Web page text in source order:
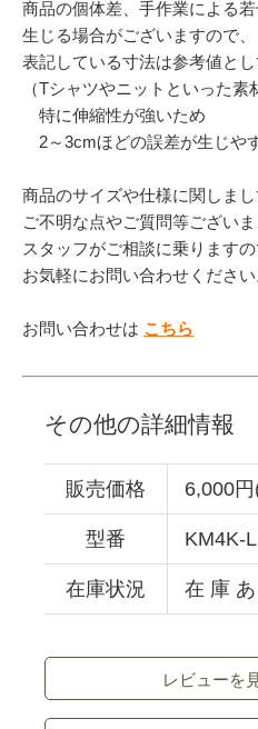
商品の個体差、手作業による
生じる場合がございますので、
表記している寸法は参考値とし
（Tシャツやニットといった素
特に伸縮性が強いため
2～3cmほどの誤差が生じや
商品のサイズや仕様に関しまし
ご不明な点やご質問等ござい
スタッフがご相談に乗りますの
お気軽にお問い合わせください
お問い合わせは こちら
その他の詳細情報
販売価格 6,000
型番 KM4K-
在庫状況 在 庫 あ
レビューを